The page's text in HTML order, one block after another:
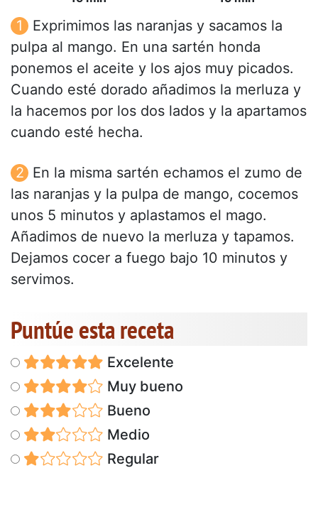
Exprimimos las naranjas y sacamos la
pulpa al mango. En una sartén honda
ponemos el aceite y los ajos muy picados.
Cuando esté dorado añadimos la merluza y
la hacemos por los dos lados y la apartamos
cuando esté hecha.
En la misma sartén echamos el zumo de
las naranjas y la pulpa de mango, cocemos
unos 5 minutos y aplastamos el mago.
Añadimos de nuevo la merluza y tapamos.
Dejamos cocer a fuego bajo 10 minutos y
servimos.
Puntúe esta receta
Excelente
Muy bueno
Bueno
Medio
Regular